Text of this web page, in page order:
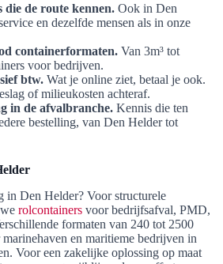
die de route kennen. Ook in Den
en dezelfde mensen als in onze
containerformaten. Van 3m³ tot
voor bedrijven.
btw. Wat je online ziet, betaal je ook.
of milieukosten achteraf.
in de afvalbranche. Kennis die ten
bestelling, van Den Helder tot
in Den Helder? Voor structurele
rolcontainers voor bedrijfsafval, PMD,
formaten van 240 tot 2500
en maritieme bedrijven in
Voor een zakelijke oplossing op maat